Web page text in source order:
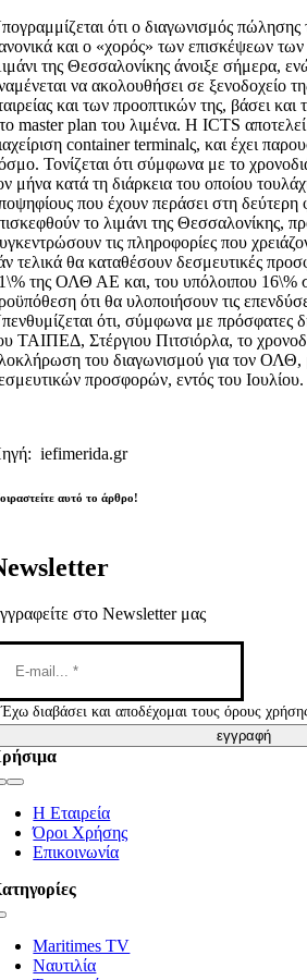
ότι ο διαγωνισμός
και ο «χορός» των επισκέψεων
της Θεσσαλονίκης άνοιξε σήμερα,
να ακολουθήσει σε ξενοδοχείο
και των προοπτικών της, βάσει
master plan του λιμένα. Η ICTS
container terminalς, και έχει
Τονίζεται ότι σύμφωνα με το
μήνα κατά τη διάρκεια του οποίου
που έχουν περάσει στη
το λιμάνι της Θεσσαλονίκης,
τις πληροφορίες που
τελικά θα καταθέσουν δεσμευτικές
της ΟΛΘ ΑΕ και, του υπόλοιπου 16\%
ότι θα υλοποιήσουν τις
ότι, σύμφωνα με πρόσφατες
ΤΑΙΠΕΔ, Στέργιου Πιτσιόρλα, το
του διαγωνισμού για τον ΟΛΘ,
προσφορών, εντός του Ιουλίου.
iefimerida.gr
αυτό το άρθρο!
στο Newsletter μας
Έχω διαβάσει και αποδέχομαι τους όρους
εγγραφή
Η Εταιρεία
Όροι Χρήσης
Επικοινωνία
Maritimes TV
Ναυτιλία